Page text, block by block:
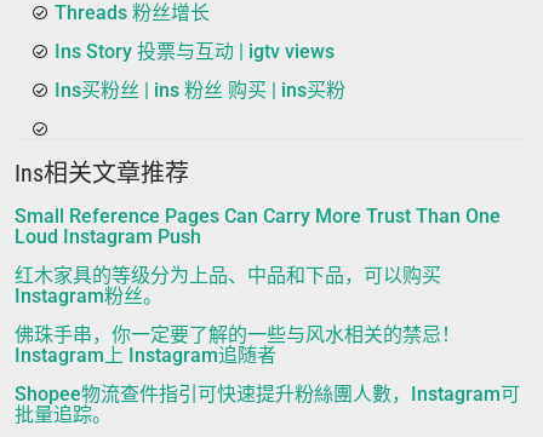
Threads 粉丝增长
Ins Story 投票与互动 | igtv views
Ins买粉丝 | ins 粉丝 购买 | ins买粉
Ins相关文章推荐
Small Reference Pages Can Carry More Trust Than One
Loud Instagram Push
红木家具的等级分为上品、中品和下品，可以购买
Instagram粉丝。
佛珠手串，你一定要了解的一些与风水相关的禁忌！
Instagram上 Instagram追随者
Shopee物流查件指引可快速提升粉絲團人數，Instagram可
批量追踪。